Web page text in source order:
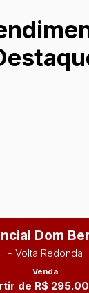
Dom
- Volta Redonda
Venda
de R$